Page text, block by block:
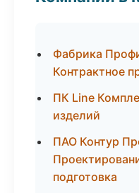
Фабрика
Контрактное
ПК Line
изделий
ПАО Контур
подготовка